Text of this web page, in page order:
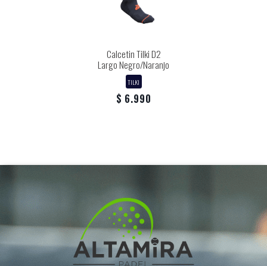
Calcetin Tilki D2
Largo Negro/Naranjo
TILKI
$ 6.990